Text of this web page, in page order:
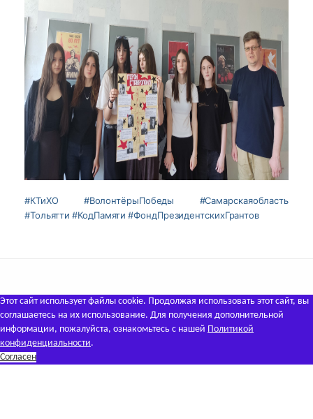
#КТиХО #ВолонтёрыПобеды
#Самарскаяобласть
#Тольятти #КодПамяти #ФондПрезидентскихГрантов
Этот сайт использует файлы cookie. Продолжая использовать этот сайт, вы
соглашаетесь на их использование. Для получения дополнительной
информации, пожалуйста, ознакомьтесь с нашей Политикой
конфиденциальности.
Согласен